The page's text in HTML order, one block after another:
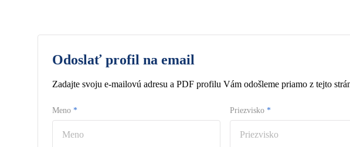
Odoslať profil na email
Zadajte svoju e-mailovú adresu a PDF profilu Vám odošleme priamo z tejto
Meno * Priezvisko *